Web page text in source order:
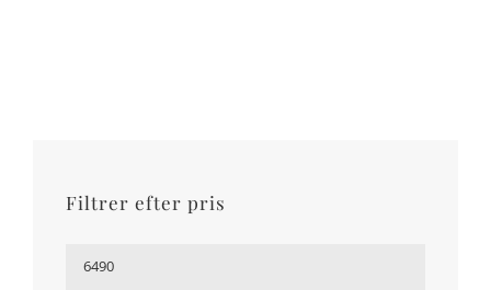
Filtrer efter pris
Mindste